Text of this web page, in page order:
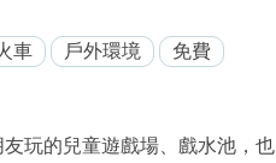
車 戶外環境
免費
玩的兒童遊戲場、戲水池，也